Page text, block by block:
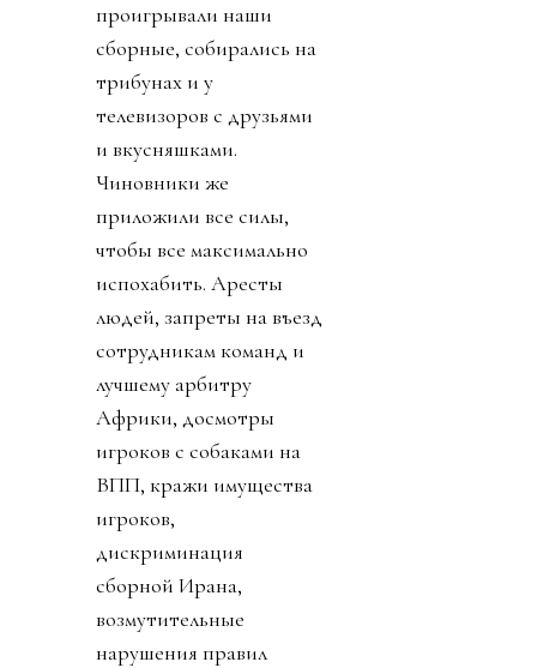
проигрывали наши
сборные, собирались на
трибунах и у
телевизоров с друзьями
и вкусняшками.
Чиновники же
приложили все силы,
чтобы все максимально
испохабить. Аресты
людей, запреты на въезд
сотрудникам команд и
лучшему арбитру
Африки, досмотры
игроков с собаками на
ВПП, кражи имущества
игроков,
дискриминация
сборной Ирана,
возмутительные
нарушения правил